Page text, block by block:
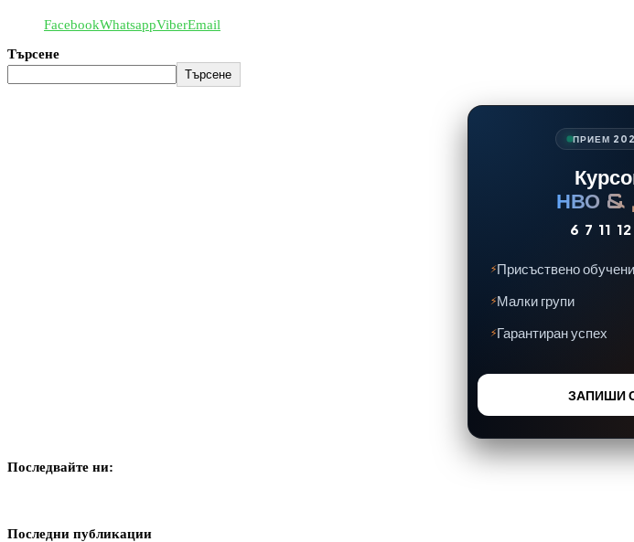
FacebookWhatsappViberEmail
Търсене
Търсене
ПРИЕМ
НВО &
6 7 11 12
Присъствено
Малки групи
Гарантиран успех
ЗАПИШИ
Последвайте ни:
Последни публикации